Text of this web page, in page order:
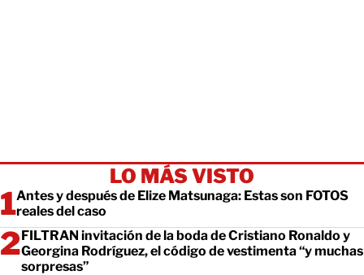
LO MÁS VISTO
Antes y después de Elize Matsunaga: Estas son FOTOS
reales del caso
FILTRAN invitación de la boda de Cristiano Ronaldo y
Georgina Rodríguez, el código de vestimenta “y muchas
sorpresas”